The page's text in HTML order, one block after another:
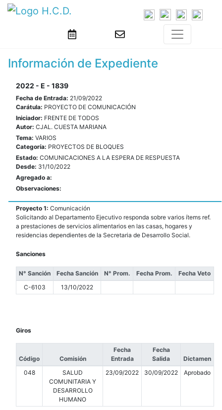
Información de Expediente
2022 - E - 1839
Fecha de Entrada: 21/09/2022
Carátula: PROYECTO DE COMUNICACIÓN
Iniciador: FRENTE DE TODOS
Autor: CJAL. CUESTA MARIANA
Tema: VARIOS
Categoría: PROYECTOS DE BLOQUES
Estado: COMUNICACIONES A LA ESPERA DE RESPUESTA
Desde: 31/10/2022
Agregado a:
Observaciones:
Proyecto 1: Comunicación
Solicitando al Departamento Ejecutivo responda sobre varios ítems ref.
a prestaciones de servicios alimentarios en las casas, hogares y
residencias dependientes de la Secretaria de Desarrollo Social.
Sanciones
N° Sanción Fecha Sanción N° Prom. Fecha Prom.
Fecha Veto
C-6103
13/10/2022
Giros
Código Comisión
Fecha
Entrada
Fecha
Salida
Dictamen
048
SALUD
COMUNITARIA Y
DESARROLLO
HUMANO
23/09/2022 30/09/2022 Aprobado